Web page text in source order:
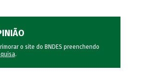
o site do BNDES preenchendo
.